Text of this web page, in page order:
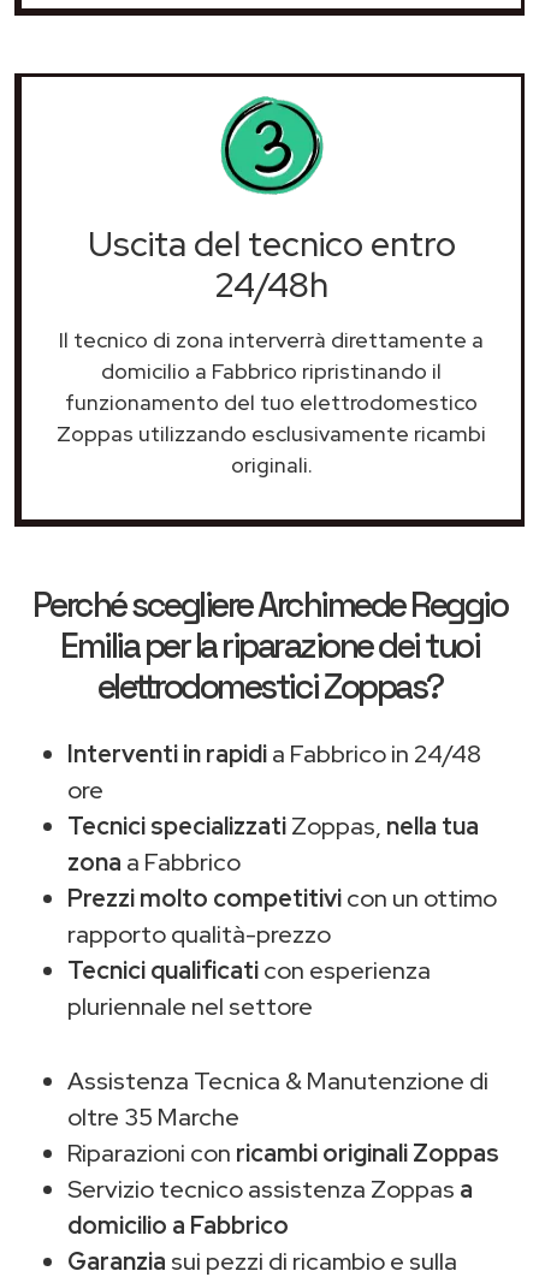
Uscita del tecnico entro
24/48h
Il tecnico di zona interverrà direttamente a
domicilio a Fabbrico ripristinando il
funzionamento del tuo elettrodomestico
Zoppas utilizzando esclusivamente ricambi
originali.
Perché scegliereArchimede Reggio
Emiliaper la riparazione dei tuoi
elettrodomestici Zoppas?
Interventi in rapidia Fabbrico in 24/48
ore
Tecnici specializzatiZoppas, nella tua
zona a Fabbrico
Prezzi molto competitivicon un ottimo
rapporto qualità-prezzo
Tecnici qualificaticon esperienza
pluriennale nel settore
Assistenza Tecnica & Manutenzione di
oltre 35 Marche
Riparazioni con ricambi originali Zoppas
Servizio tecnico assistenza Zoppas a
domicilio a Fabbrico
Garanzia sui pezzi di ricambio e sulla